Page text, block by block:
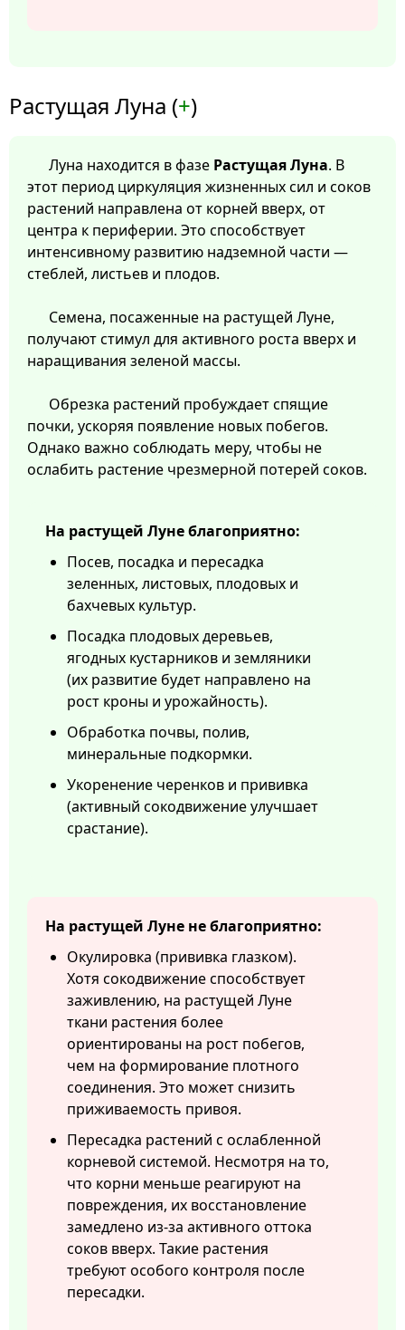
Растущая Луна (+)
Луна находится в фазе Растущая Луна. В
этот период циркуляция жизненных сил и соков
растений направлена от корней вверх, от
центра к периферии. Это способствует
интенсивному развитию надземной части —
стеблей, листьев и плодов.
Семена, посаженные на растущей Луне,
получают стимул для активного роста вверх и
наращивания зеленой массы.
Обрезка растений пробуждает спящие
почки, ускоряя появление новых побегов.
Однако важно соблюдать меру, чтобы не
ослабить растение чрезмерной потерей соков.
На растущей Луне благоприятно:
Посев, посадка и пересадка
зеленных, листовых, плодовых и
бахчевых культур.
Посадка плодовых деревьев,
ягодных кустарников и земляники
(их развитие будет направлено на
рост кроны и урожайность).
Обработка почвы, полив,
минеральные подкормки.
Укоренение черенков и прививка
(активный сокодвижение улучшает
срастание).
На растущей Луне не благоприятно:
Окулировка (прививка глазком).
Хотя сокодвижение способствует
заживлению, на растущей Луне
ткани растения более
ориентированы на рост побегов,
чем на формирование плотного
соединения. Это может снизить
приживаемость привоя.
Пересадка растений с ослабленной
корневой системой. Несмотря на то,
что корни меньше реагируют на
повреждения, их восстановление
замедлено из-за активного оттока
соков вверх. Такие растения
требуют особого контроля после
пересадки.